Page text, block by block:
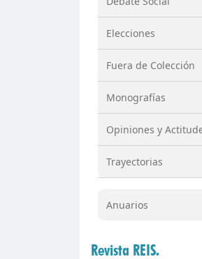
Elecciones
Fuera de Colección
Monografías
Opiniones y
Trayectorias
Anuarios
Revista REIS.